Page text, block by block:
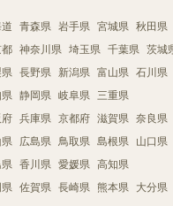
青森県 岩手県 宮城県 秋田県
神奈川県 埼玉県 千葉県 茨城
県 長野県 新潟県 富山県 石川県
静岡県 岐阜県 三重県
府 兵庫県 京都府 滋賀県 奈良県
県 広島県 鳥取県 島根県 山口県
香川県 愛媛県 高知県
佐賀県 長崎県 熊本県 大分県